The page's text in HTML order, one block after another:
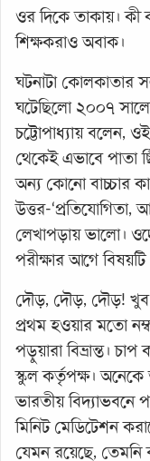
ওর দিকে তাকায়।
শিক্ষকরাও অবাক।
ঘটনাটা কোলকাতার
ঘটেছিলো ২০০৭
চট্টোপাধ্যায় বলেন,
থেকেই এভাবে পাতা
অন্য কোনো বাচ্চার
উত্তর-
লেখাপড়ায় ভালো।
পরীক্ষার আগে
দৌড়, দৌড়, দৌড়! খুব
প্রথম হওয়ার মতো
পড়ুয়ারা বিভ্রান্ত।
স্কুল কর্তৃপক্ষ। অনেকে
ভারতীয় বিদ্যাভবনে
মিনিট মেডিটেশন
যেমন রয়েছে, তেমনি